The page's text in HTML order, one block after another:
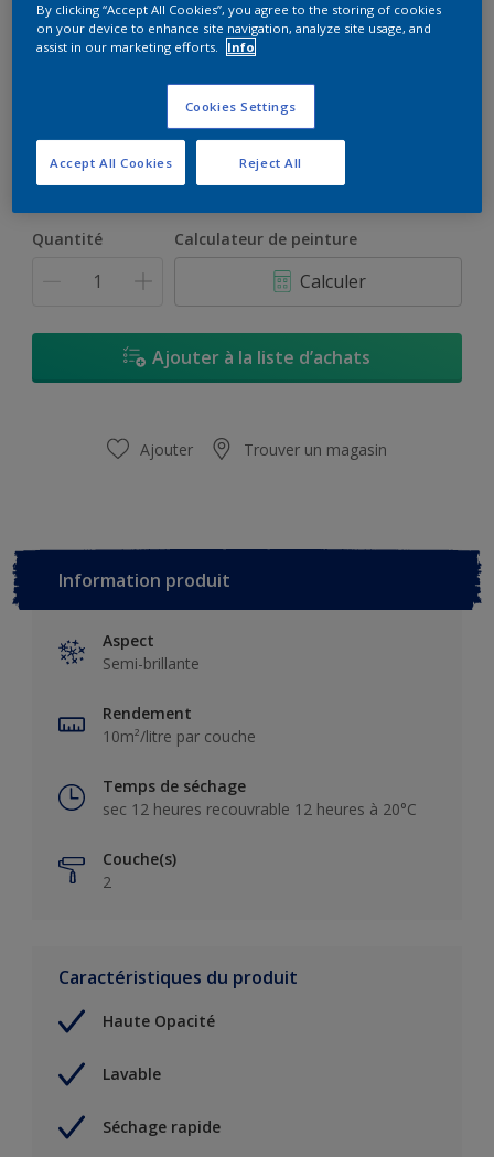
F9.15.75
Changer de couleur
Format
800ml 3L
Quantité Calculateur de peinture
Calculer
Ajouter à la liste d’achats
Ajouter Trouver un magasin
Information produit
Aspect
Semi-brillante
Rendement
10m²/litre par couche
Temps de séchage
sec 12 heures recouvrable 12 heures à 20°C
Couche(s)
2
Caractéristiques du produit
Haute Opacité
Lavable
Séchage rapide
By clicking “Accept All Cookies”, you agree to the storing of cookies
on your device to enhance site navigation, analyze site usage, and
assist in our marketing efforts.
Info
Cookies Settings
Reject All
Accept All Cookies